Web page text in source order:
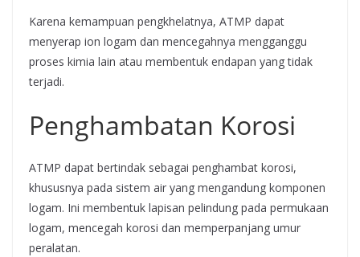
Karena kemampuan pengkhelatnya, ATMP dapat
menyerap ion logam dan mencegahnya mengganggu
proses kimia lain atau membentuk endapan yang tidak
terjadi.
Penghambatan Korosi
ATMP dapat bertindak sebagai penghambat korosi,
khususnya pada sistem air yang mengandung komponen
logam. Ini membentuk lapisan pelindung pada permukaan
logam, mencegah korosi dan memperpanjang umur
peralatan.